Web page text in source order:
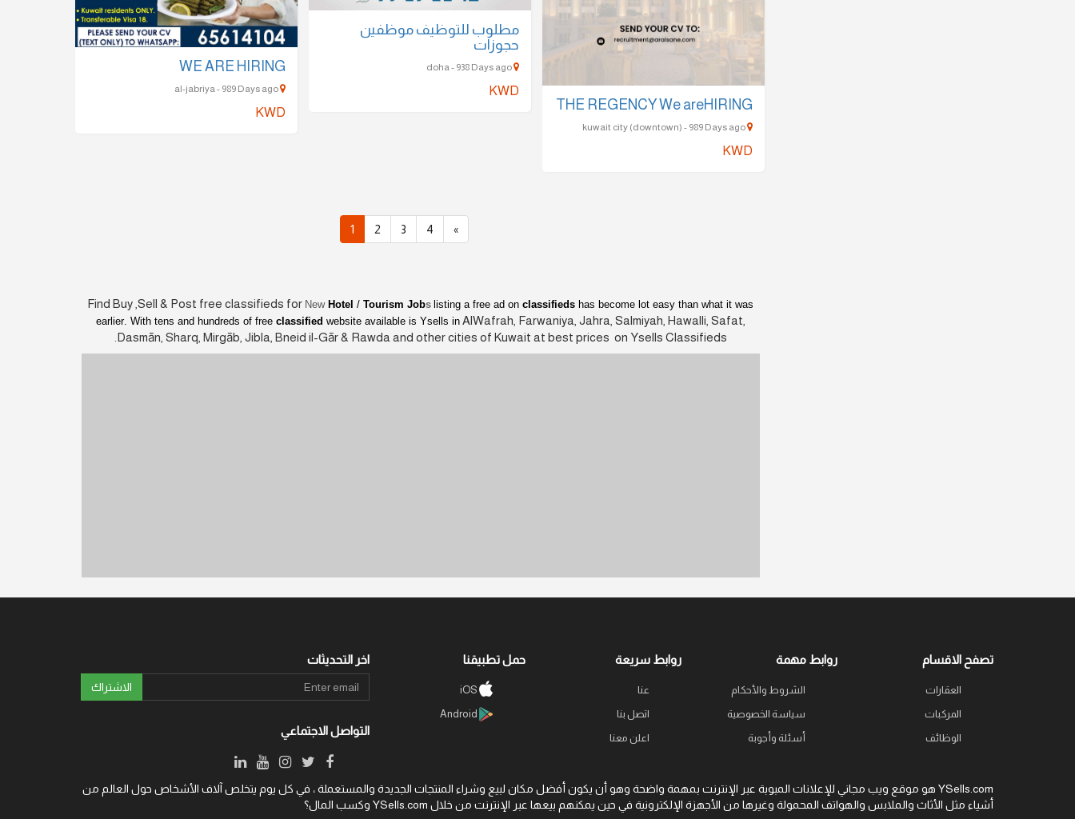
مطلوب للتوظيف موظفين
حجوزات
doha - 938 Days ago
KWD
WE ARE HIRING
al-jabriya - 989 Days ago
KWD THE REGENCY We areHIRING
kuwait city (downtown) - 989 Days ago
KWD
1 2 3 4 »
Find Buy ,Sell & Post free classifieds for New Hotel /Tourism Jobs listing a free ad onclassifieds has become lot easy than what it was
earlier. With tens and hundreds of free classified website available is Ysells in AlWafrah, Farwaniya, Jahra, Salmiyah, Hawalli, Safat,
Dasmān, Sharq, Mirgāb, Jibla, Bneid il-Gār & Rawda and other cities of Kuwait at best prices on Ysells Classifieds.
تصفح الاقسام
العقارات
المركبات
الوظائف
روابط مهمة
الشروط والأحكام
سياسة الخصوصية
أسئلة وأجوبة
روابط سريعة
عنا
اتصل بنا
اعلن معنا
حمل تطبيقنا اخر التحديثات
الاشتراك
التواصل الاجتماعي
YSells.com هو موقع ويب مجاني للإعلانات المبوبة عبر الإنترنت بمهمة واضحة وهو أن يكون أفضل مكان لبيع وشراء المنتجات الجديدة والمستعملة ، في كل يوم يتخلص آلاف الأشخاص حول العالم من
أشياء مثل الأثاث والملابس والهواتف المحمولة وغيرها من الأجهزة الإلكترونية في حين يمكنهم بيعها عبر الإنترنت من خلال YSells.com وكسب المال؟